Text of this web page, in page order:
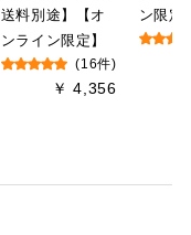
送料別途】【オ
ンライン限定】
(16件)
￥ 4,356
ン限定